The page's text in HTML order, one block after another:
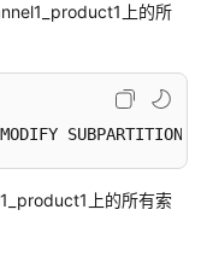
上的所
SUBPARTITION
上的所有索